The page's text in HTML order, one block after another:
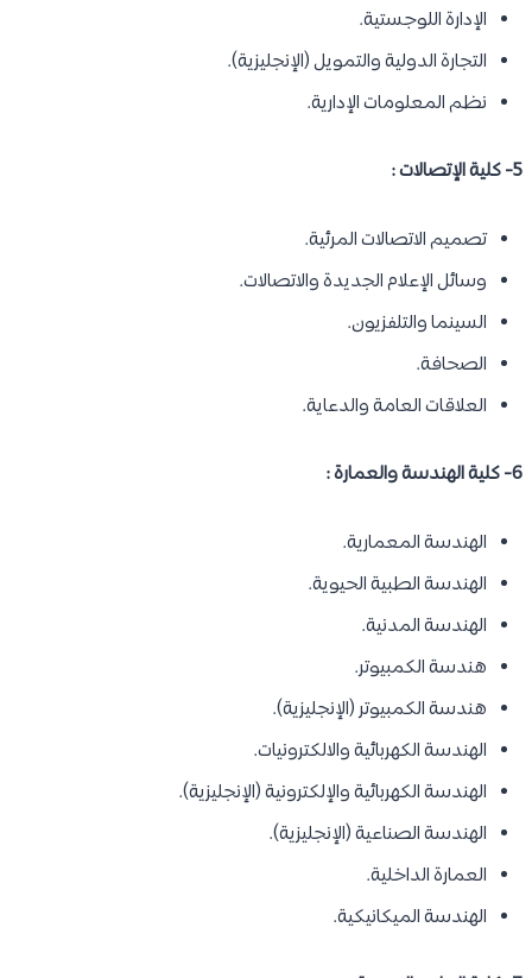
الإدارة اللوجستية.
التجارة الدولية والتمويل (الإنجليزية).
نظم المعلومات الإدارية.
5- كلية الإتصالات :
تصميم الاتصالات المرئية.
وسائل الإعلام الجديدة والاتصالات.
السينما والتلفزيون.
الصحافة.
العلاقات العامة والدعاية.
6- كلية الهندسة والعمارة :
الهندسة المعمارية.
الهندسة الطبية الحيوية.
الهندسة المدنية.
هندسة الكمبيوتر.
هندسة الكمبيوتر (الإنجليزية).
الهندسة الكهربائية والالكترونيات.
الهندسة الكهربائية والإلكترونية (الإنجليزية).
الهندسة الصناعية (الإنجليزية).
العمارة الداخلية.
الهندسة الميكانيكية.